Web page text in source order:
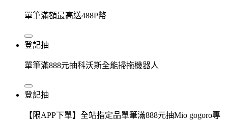
單筆滿額最高送488P幣
登記抽
單筆滿888元抽科沃斯全能掃拖機器人
登記抽
【限APP下單】全站指定品單筆滿888元抽Mio gogoro專